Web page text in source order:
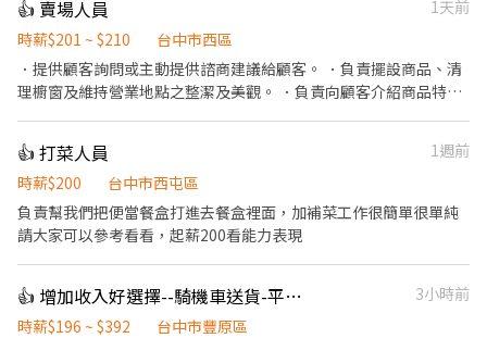
👍 賣場人員
1天前
時薪$201 ~ $210
台中市西區
．提供顧客詢問或主動提供諮商建議給顧客。 ．負責擺設商品、清
理櫥窗及維持營業地點之整潔及美觀。 ．負責向顧客介紹商品特
束營業前，統計銷售情形、盤點貨品存量及撰寫當日業務報表。
👍 打菜人員
1週前
時薪$200
台中市西屯區
負責幫我們把便當餐盒打進去餐盒裡面，加補菜工作很簡單很單純
請大家可以參考看看，起薪200看能力表現
👍 增加收入好選擇--騎機車送貨-平均4.6萬-7萬--NN豐原安康
3小時前
時薪$196 ~ $392
台中市豐原區